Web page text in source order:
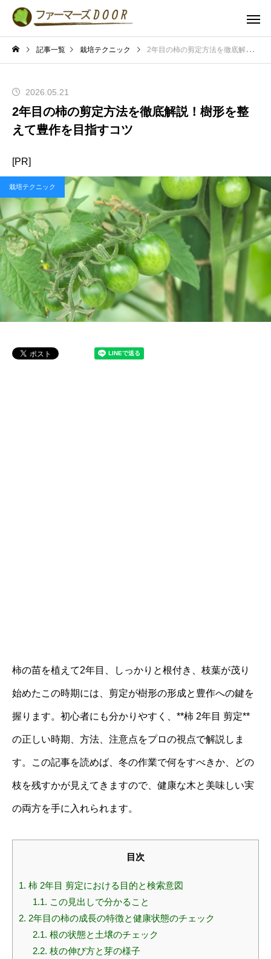
記事一覧 栽培テクニック 2年目の柿の剪定方法を徹底解説！樹形を整えて豊作を目指すコツ
2026.05.21
2年目の柿の剪定方法を徹底解説！樹形を整
えて豊作を目指すコツ
[PR]
栽培テクニック
柿の苗を植えて2年目、しっかりと根付き、枝葉が茂り
始めたこの時期には、剪定が樹形の形成と豊作への鍵を
握ります。初心者にも分かりやすく、**柿 2年目 剪定**
の正しい時期、方法、注意点をプロの視点で解説しま
す。この記事を読めば、冬の作業で何をすべきか、どの
枝を残すかが見えてきますので、健康な木と美味しい実
の両方を手に入れられます。
目次
1. 柿 2年目 剪定における目的と検索意図
1.1. この見出しで分かること
2. 2年目の柿の成長の特徴と健康状態のチェック
2.1. 根の状態と土壌のチェック
2.2. 枝の伸び方と芽の様子